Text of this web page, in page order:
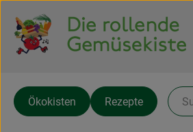
Ökokisten Rezepte